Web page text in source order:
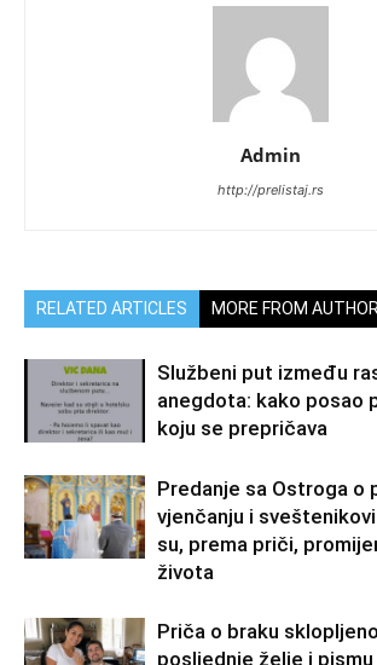
Admin
http://prelistaj.rs
RELATED ARTICLES MORE FROM AUTHOR
Službeni put između
anegdota: kako posao
koju se prepričava
Predanje sa Ostroga o
vjenčanju i
su, prema priči,
života
Priča o braku
posljednje želje i